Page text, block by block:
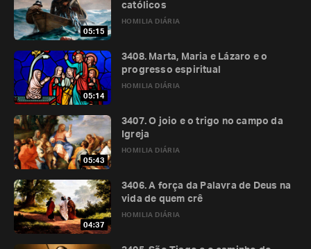
05:15
HOMILIA DIÁRIA
católicos
05:14
HOMILIA DIÁRIA
3408. Marta, Maria e Lázaro e o
progresso espiritual
05:43
HOMILIA DIÁRIA
3407. O joio e o trigo no campo da
Igreja
04:37
HOMILIA DIÁRIA
3406. A força da Palavra de Deus na
vida de quem crê